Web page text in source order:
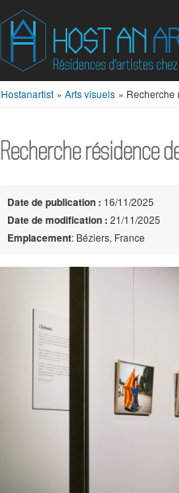
Hostanartist » Arts visuels » Recherche
Recherche résidence
Date de publication : 16/11/2025
Date de modification : 21/11/2025
Emplacement: Béziers, France